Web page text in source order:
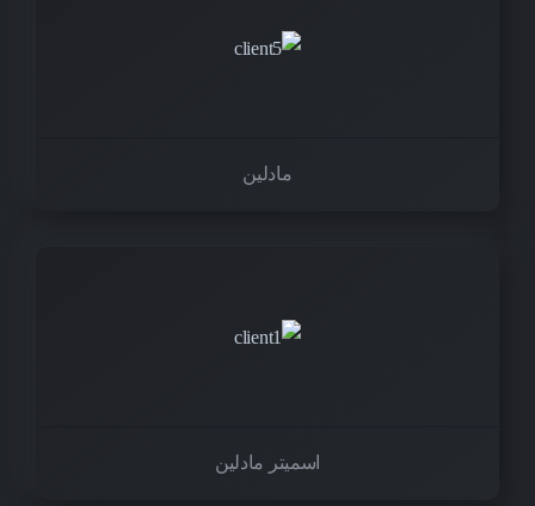
مادلین
اسمیتر مادلین